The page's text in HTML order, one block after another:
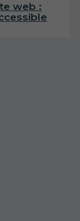
web :